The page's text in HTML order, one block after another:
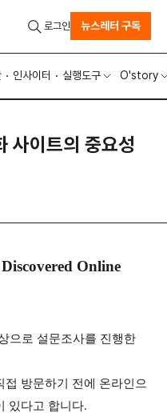
인사이터 실행도구 O'story
로그인 뉴스레터 구독
사이트의 중요성
Online
으로 설문조사를 진행한
방문하기 전에 온라인으
있다고 합니다.